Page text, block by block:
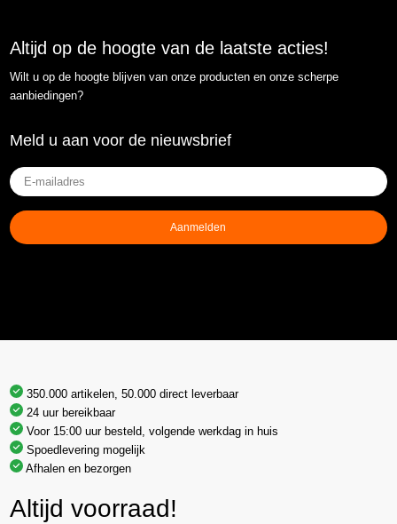
Altijd op de hoogte van de laatste acties!
Wilt u op de hoogte blijven van onze producten en onze scherpe
aanbiedingen?
Meld u aan voor de nieuwsbrief
E-
mailadres(Vereist)
Aanmelden
350.000 artikelen, 50.000 direct leverbaar
24 uur bereikbaar
Voor 15:00 uur besteld, volgende werkdag in huis
Spoedlevering mogelijk
Afhalen en bezorgen
Altijd voorraad!